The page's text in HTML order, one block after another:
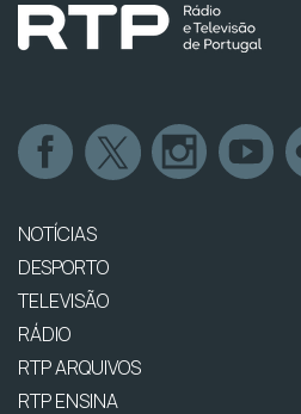
NOTÍCIAS
DESPORTO
TELEVISÃO
RÁDIO
RTP ARQUIVOS
RTP ENSINA